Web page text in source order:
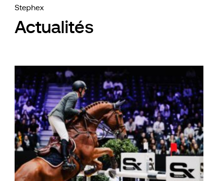
Stephex
Actualités